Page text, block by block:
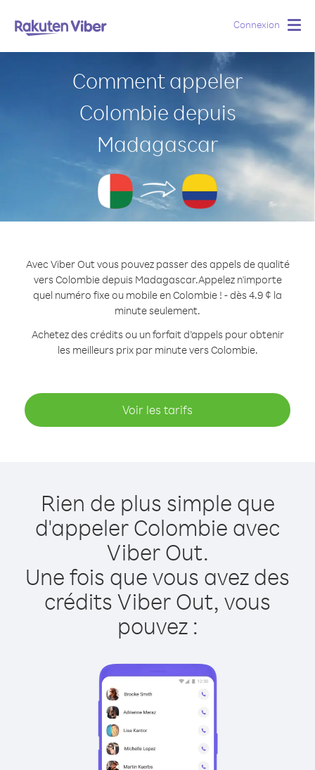
Connexion
Comment appeler
Colombie depuis
Madagascar
Avec Viber Out vous pouvez passer des appels de qualité
vers Colombie depuis Madagascar.Appelez n'importe
quel numéro fixe ou mobile en Colombie ! - dès 4.9 ¢ la
minute seulement.
Achetez des crédits ou un forfait d’appels pour obtenir
les meilleurs prix par minute vers Colombie.
Voir les tarifs
Rien de plus simple que
d'appeler Colombie avec
Viber Out.
Une fois que vous avez des
crédits Viber Out, vous
pouvez :